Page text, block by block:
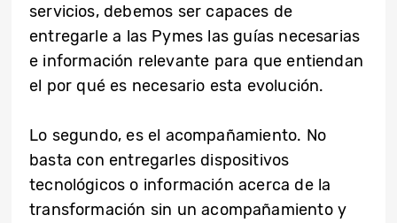
servicios, debemos ser capaces de
entregarle a las Pymes las guías necesarias
e información relevante para que entiendan
el por qué es necesario esta evolución.
Lo segundo, es el acompañamiento. No
basta con entregarles dispositivos
tecnológicos o información acerca de la
transformación sin un acompañamiento y